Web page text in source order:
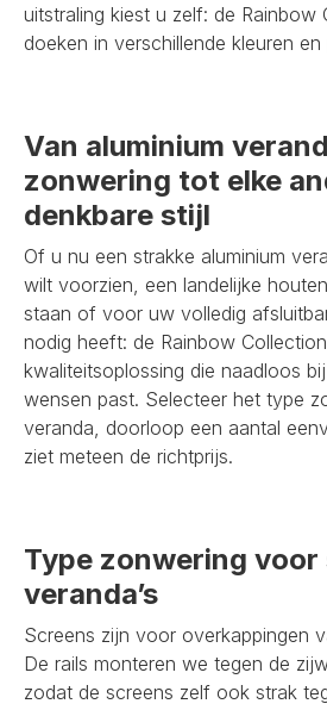
uitstraling kiest u zelf: de Rainbow
doeken in verschillende kleuren en
Van aluminium
zonwering tot elke
denkbare stijl
Of u nu een strakke aluminium
wilt voorzien, een landelijke
staan of voor uw volledig
nodig heeft: de Rainbow
kwaliteitsoplossing die naadloos
wensen past. Selecteer het type
veranda, doorloop een aantal
ziet meteen de richtprijs.
Type zonwering voor
veranda’s
Screens zijn voor overkappingen
De rails monteren we tegen de
zodat de screens zelf ook strak